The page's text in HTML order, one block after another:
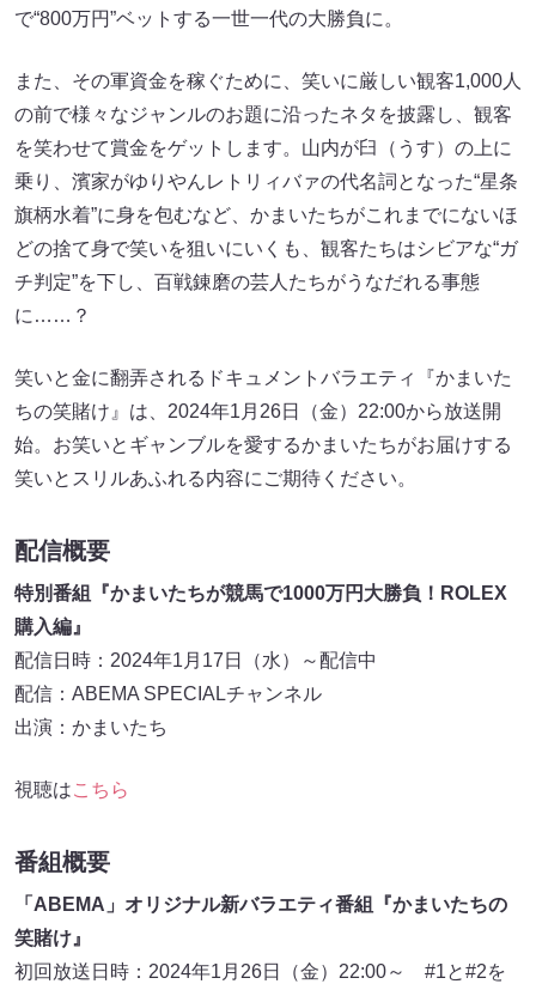
で“800万円”ベットする一世一代の大勝負に。
また、その軍資金を稼ぐために、笑いに厳しい観客1,000人
の前で様々なジャンルのお題に沿ったネタを披露し、観客
を笑わせて賞金をゲットします。山内が臼（うす）の上に
乗り、濱家がゆりやんレトリィバァの代名詞となった“星条
旗柄水着”に身を包むなど、かまいたちがこれまでにないほ
どの捨て身で笑いを狙いにいくも、観客たちはシビアな“ガ
チ判定”を下し、百戦錬磨の芸人たちがうなだれる事態
に……？
笑いと金に翻弄されるドキュメントバラエティ『かまいた
ちの笑賭け』は、2024年1月26日（金）22:00から放送開
始。お笑いとギャンブルを愛するかまいたちがお届けする
笑いとスリルあふれる内容にご期待ください。
配信概要
特別番組『かまいたちが競馬で1000万円大勝負！ROLEX
購入編』
配信日時：2024年1月17日（水）～配信中
配信：ABEMA SPECIALチャンネル
出演：かまいたち
視聴はこちら
番組概要
「ABEMA」オリジナル新バラエティ番組『かまいたちの
笑賭け』
初回放送日時：2024年1月26日（金）22:00～ #1と#2を